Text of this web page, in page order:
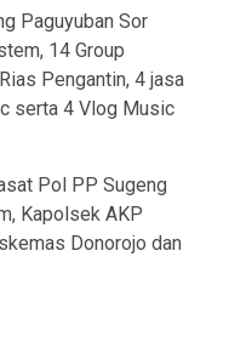
Paguyuban Sor
14 Group
Pengantin, 4 jasa
serta 4 Vlog Music
Pol PP Sugeng
Kapolsek AKP
Donorojo dan